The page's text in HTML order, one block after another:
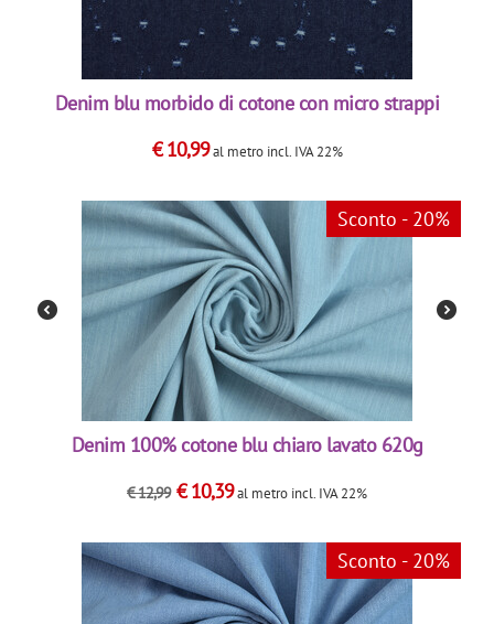
Denim blu morbido di cotone con micro strappi
€10,99 al metro incl. IVA 22%
Sconto - 20%
Denim 100% cotone blu chiaro lavato 620g
€12,99 €10,39al metro incl. IVA 22%
Sconto - 20%